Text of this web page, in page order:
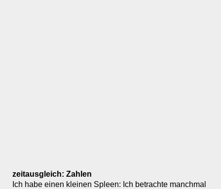
zeitausgleich: Zahlen
Ich habe einen kleinen Spleen: Ich betrachte manchmal